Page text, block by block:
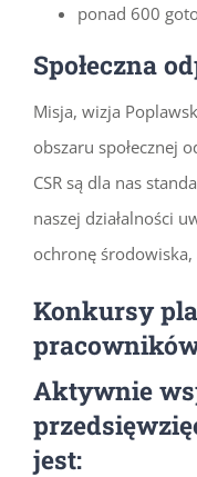
ponad 600
Społeczna
Misja, wizja
obszaru społecznej
CSR są dla nas
naszej działalności
ochronę
Konkursy
Aktywnie
jest: